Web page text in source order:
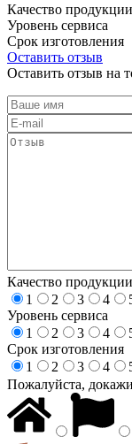
Качество продукции
Уровень сервиса
Срок изготовления
Оставить отзыв
Оставить отзыв на
Качество продукции
1
2 3 4
Уровень сервиса
1
2 3 4
Срок изготовления
1
2 3 4
Пожалуйста,